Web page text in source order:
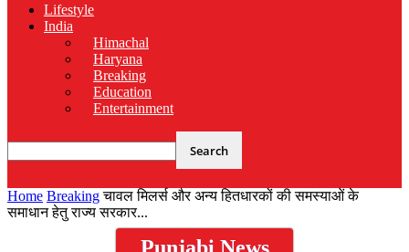
Lifestyle
India
Himachal
Haryana
Breaking
Education
Entertainment
Home Breaking चावल मिलर्स और अन्य हितधारकों की समस्याओं के
समाधान हेतु राज्य सरकार...